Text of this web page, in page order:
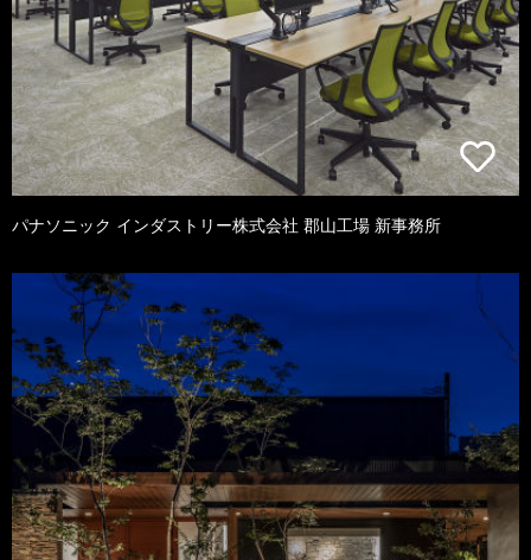
パナソニック インダストリー株式会社 郡山工場 新事務所